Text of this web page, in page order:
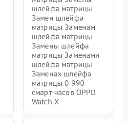
шлейфа матрицы
Замен шлейфа
матрицы Заменам
шлейфа матрицы
Замены шлейфа
матрицы Заменами
шлейфа матрицы
Заменах шлейфа
матрицы 0 990
смарт-часов OPPO
Watch X